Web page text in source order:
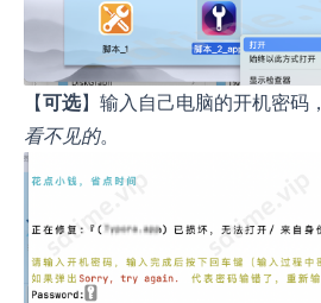
【可选】输入自己电脑的开机密码，
看不见的。